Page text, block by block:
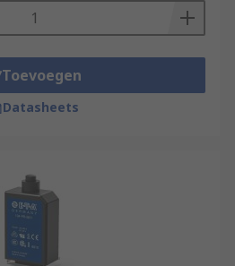
Toevoegen
Datasheets